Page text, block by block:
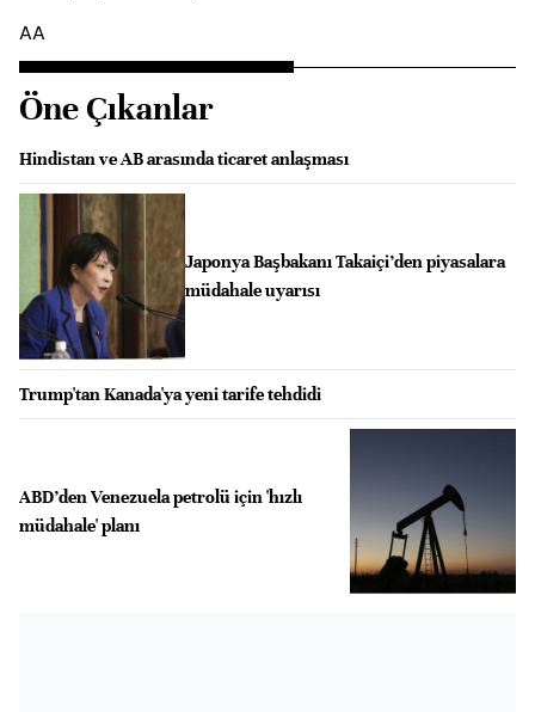
AA
Öne Çıkanlar
Hindistan ve AB arasında ticaret anlaşması
Japonya Başbakanı Takaiçi’den piyasalara
müdahale uyarısı
Trump'tan Kanada'ya yeni tarife tehdidi
ABD’den Venezuela petrolü için 'hızlı
müdahale' planı